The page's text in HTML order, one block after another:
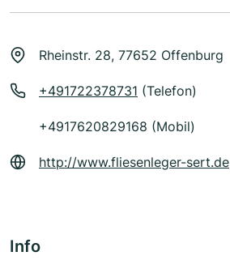
Rheinstr. 28, 77652 Offenburg
+491722378731 (Telefon)
+4917620829168 (Mobil)
http://www.fliesenleger-sert.de
Info